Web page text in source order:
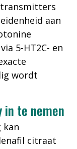
aan
5-HT2C- en
wordt
in te nemen
kan
citraat